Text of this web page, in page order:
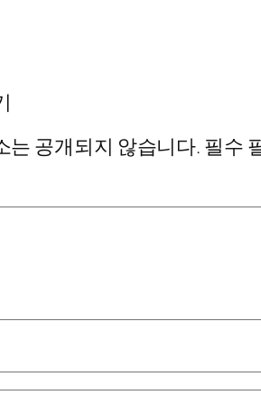
는 공개되지 않습니다. 필수